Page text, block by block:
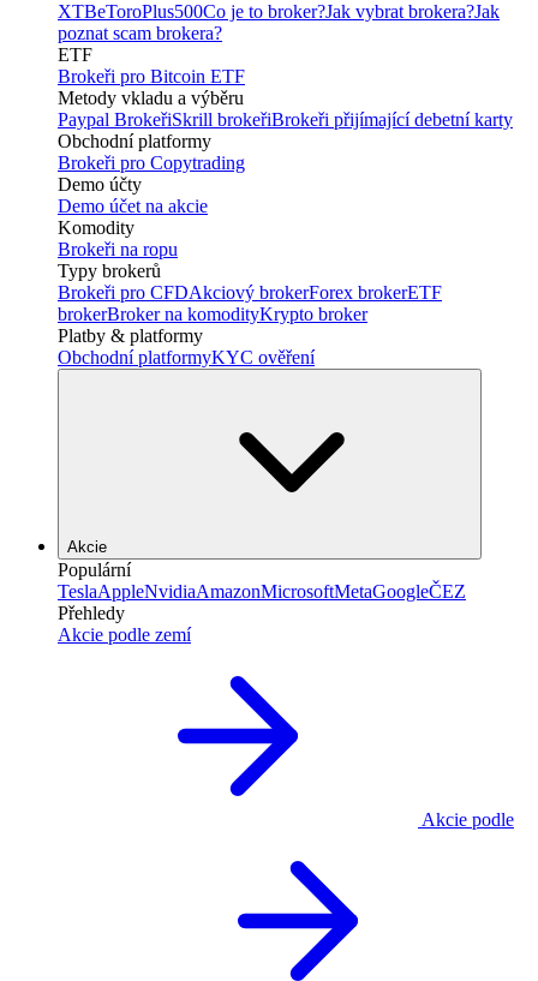
XTBeToroPlus500Co je to broker?Jak vybrat brokera?Jak
poznat scam brokera?
ETF
Brokeři pro Bitcoin ETF
Metody vkladu a výběru
Paypal BrokeřiSkrill brokeřiBrokeři přijímající debetní karty
Obchodní platformy
Brokeři pro Copytrading
Demo účty
Demo účet na akcie
Komodity
Brokeři na ropu
Typy brokerů
Brokeři pro CFDAkciový brokerForex brokerETF
brokerBroker na komodityKrypto broker
Platby & platformy
Obchodní platformyKYC ověření
Akcie
Populární
TeslaAppleNvidiaAmazonMicrosoftMetaGoogleČEZ
Přehledy
Akcie podle zemí
Akcie podle